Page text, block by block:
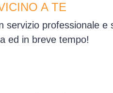
A TE
servizio professionale e
ed in breve tempo!